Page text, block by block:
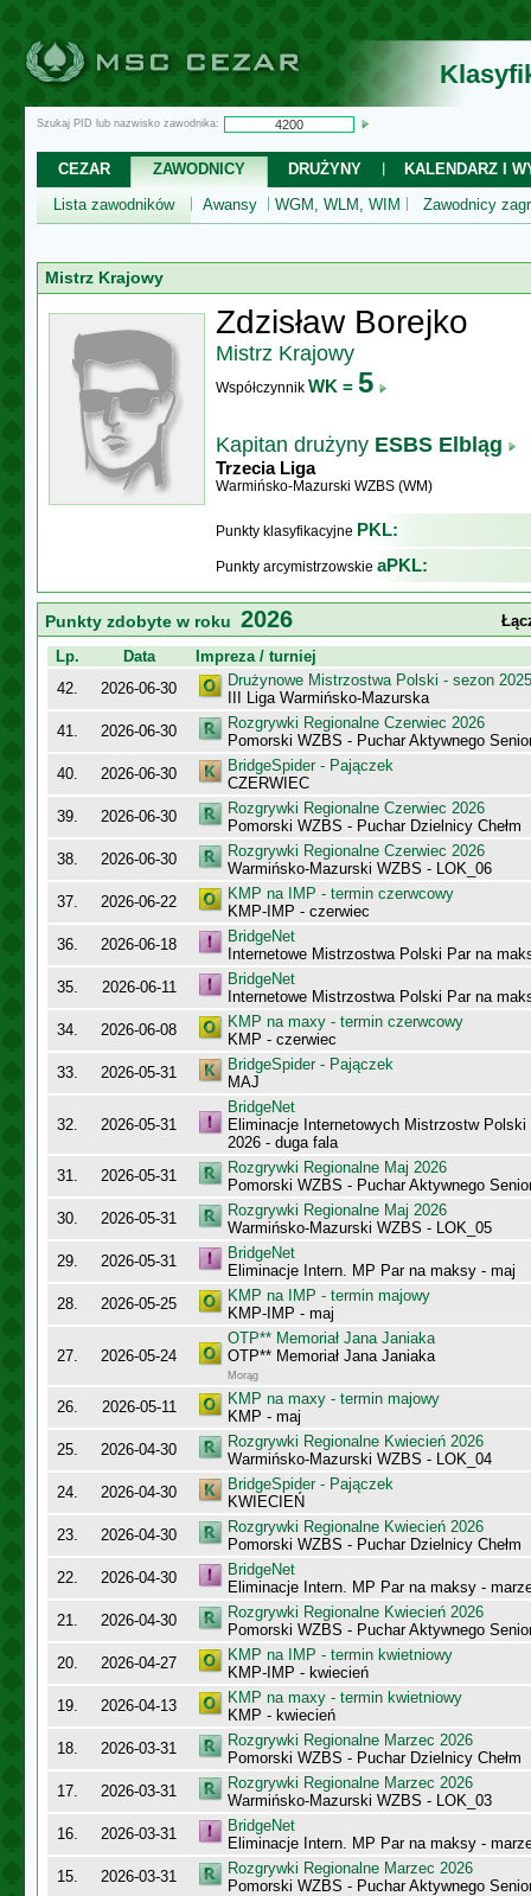
Szukaj PID lub nazwisko zawodnika:
CEZAR ZAWODNICY DRUŻYNY
KALENDARZ I
Lista zawodników
Awansy WGM, WLM, WIM Zawodnicy
Mistrz Krajowy
Zdzisław Borejko
Mistrz Krajowy
Współczynnik WK = 5
Kapitan drużyny ESBS Elbląg
Trzecia Liga
Warmińsko-Mazurski WZBS (WM)
Punkty klasyfikacyjne PKL:
Punkty arcymistrzowskie aPKL:
Punkty zdobyte w roku 2026
Lp.
Data
Impreza / turniej
42.
2026-06-30
Drużynowe Mistrzostwa Polski - sezon
III Liga Warmińsko-Mazurska
41.
2026-06-30
Rozgrywki Regionalne Czerwiec 2026
Pomorski WZBS - Puchar Aktywnego
40.
2026-06-30
BridgeSpider - Pajączek
CZERWIEC
39.
2026-06-30
Rozgrywki Regionalne Czerwiec 2026
Pomorski WZBS - Puchar Dzielnicy Chełm
38.
2026-06-30
Rozgrywki Regionalne Czerwiec 2026
Warmińsko-Mazurski WZBS - LOK_06
37.
2026-06-22
KMP na IMP - termin czerwcowy
KMP-IMP - czerwiec
36.
2026-06-18
BridgeNet
Internetowe Mistrzostwa Polski Par na
35.
2026-06-11
BridgeNet
Internetowe Mistrzostwa Polski Par na
34.
2026-06-08
KMP na maxy - termin czerwcowy
KMP - czerwiec
33.
2026-05-31
BridgeSpider - Pajączek
MAJ
32. 2026-05-31
BridgeNet
Eliminacje Internetowych Mistrzostw
2026 - duga fala
31.
2026-05-31
Rozgrywki Regionalne Maj 2026
Pomorski WZBS - Puchar Aktywnego
30.
2026-05-31
Rozgrywki Regionalne Maj 2026
Warmińsko-Mazurski WZBS - LOK_05
29.
2026-05-31
BridgeNet
Eliminacje Intern. MP Par na maksy - maj
28.
2026-05-25
KMP na IMP - termin majowy
KMP-IMP - maj
27. 2026-05-24
OTP** Memoriał Jana Janiaka
OTP** Memoriał Jana Janiaka
Morąg
26. 2026-05-11
KMP na maxy - termin majowy
KMP - maj
25.
2026-04-30
Rozgrywki Regionalne Kwiecień 2026
Warmińsko-Mazurski WZBS - LOK_04
24.
2026-04-30
BridgeSpider - Pajączek
KWIECIEŃ
23.
2026-04-30
Rozgrywki Regionalne Kwiecień 2026
Pomorski WZBS - Puchar Dzielnicy Chełm
22.
2026-04-30
BridgeNet
Eliminacje Intern. MP Par na maksy -
21.
2026-04-30
Rozgrywki Regionalne Kwiecień 2026
Pomorski WZBS - Puchar Aktywnego
20.
2026-04-27
KMP na IMP - termin kwietniowy
KMP-IMP - kwiecień
19.
2026-04-13
KMP na maxy - termin kwietniowy
KMP - kwiecień
18.
2026-03-31
Rozgrywki Regionalne Marzec 2026
Pomorski WZBS - Puchar Dzielnicy Chełm
17.
2026-03-31
Rozgrywki Regionalne Marzec 2026
Warmińsko-Mazurski WZBS - LOK_03
16.
2026-03-31
BridgeNet
Eliminacje Intern. MP Par na maksy -
15.
2026-03-31
Rozgrywki Regionalne Marzec 2026
Pomorski WZBS - Puchar Aktywnego